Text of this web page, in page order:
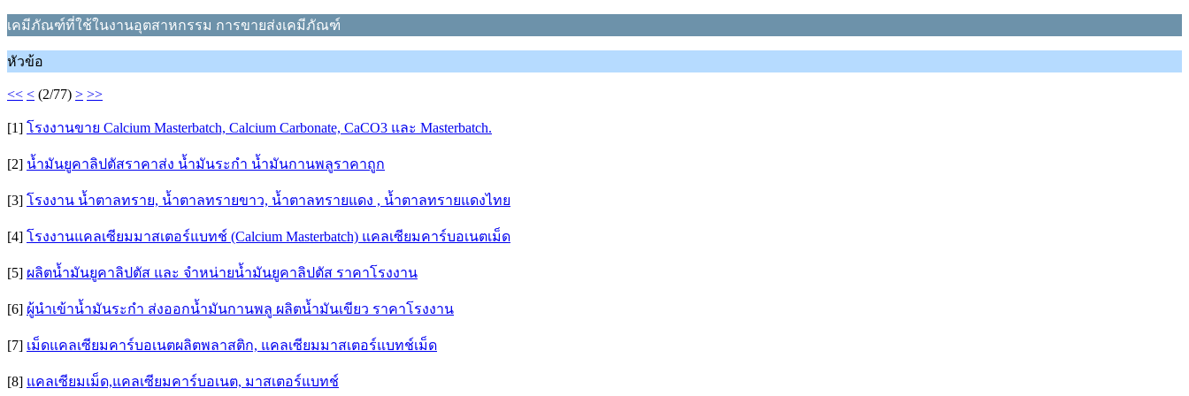
เคมีภัณฑ์ที่ใช้ในงานอุตสาหกรรม การขายส่งเคมีภัณฑ์
หัวข้อ
<< < (2/77) > >>
[1] โรงงานขาย Calcium Masterbatch, Calcium Carbonate, CaCO3 และ Masterbatch.
[2] น้ำมันยูคาลิปตัสราคาส่ง น้ำมันระกำ น้ำมันกานพลูราคาถูก
[3] โรงงาน น้ำตาลทราย, น้ำตาลทรายขาว, น้ำตาลทรายแดง , น้ำตาลทรายแดงไทย
[4] โรงงานแคลเซียมมาสเตอร์แบทช์ (Calcium Masterbatch) แคลเซียมคาร์บอเนตเม็ด
[5] ผลิตน้ำมันยูคาลิปตัส และ จำหน่ายน้ำมันยูคาลิปตัส ราคาโรงงาน
[6] ผู้นำเข้าน้ำมันระกำ ส่งออกน้ำมันกานพลู ผลิตน้ำมันเขียว ราคาโรงงาน
[7] เม็ดแคลเซียมคาร์บอเนตผลิตพลาสติก, แคลเซียมมาสเตอร์แบทช์เม็ด
[8] แคลเซียมเม็ด,แคลเซียมคาร์บอเนต, มาสเตอร์แบทช์